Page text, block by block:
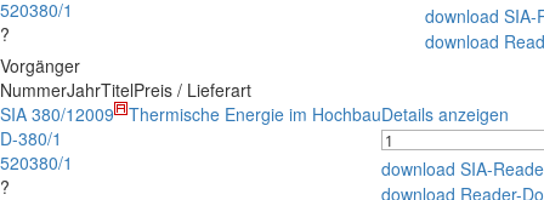
520380/1
?
download SIA-
download
Vorgänger
NummerJahrTitelPreis / Lieferart
SIA 380/1
D-380/1
520380/1
?
2009 Thermische Energie im HochbauDetails anzeigen
download SIA-
download Reader-